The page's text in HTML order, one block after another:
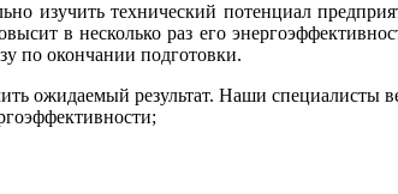
изучить технический потенциал
в несколько раз его
по окончании подготовки.
ожидаемый результат. Наши специалисты